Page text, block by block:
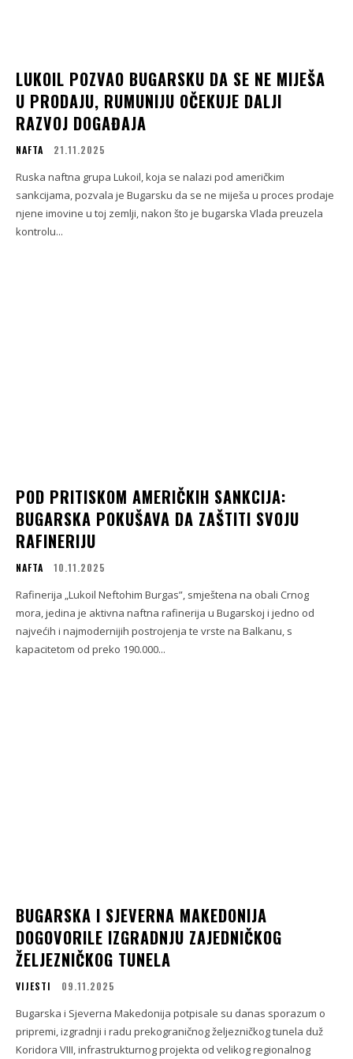
LUKOIL POZVAO BUGARSKU DA SE NE MIJEŠA
U PRODAJU, RUMUNIJU OČEKUJE DALJI
RAZVOJ DOGAĐAJA
NAFTA 21.11.2025
Ruska naftna grupa Lukoil, koja se nalazi pod američkim
sankcijama, pozvala je Bugarsku da se ne miješa u proces prodaje
njene imovine u toj zemlji, nakon što je bugarska Vlada preuzela
kontrolu...
POD PRITISKOM AMERIČKIH SANKCIJA:
BUGARSKA POKUŠAVA DA ZAŠTITI SVOJU
RAFINERIJU
NAFTA 10.11.2025
Rafinerija „Lukoil Neftohim Burgas”, smještena na obali Crnog
mora, jedina je aktivna naftna rafinerija u Bugarskoj i jedno od
najvećih i najmodernijih postrojenja te vrste na Balkanu, s
kapacitetom od preko 190.000...
BUGARSKA I SJEVERNA MAKEDONIJA
DOGOVORILE IZGRADNJU ZAJEDNIČKOG
ŽELJEZNIČKOG TUNELA
VIJESTI 09.11.2025
Bugarska i Sjeverna Makedonija potpisale su danas sporazum o
pripremi, izgradnji i radu prekograničnog željezničkog tunela duž
Koridora VIII, infrastrukturnog projekta od velikog regionalnog